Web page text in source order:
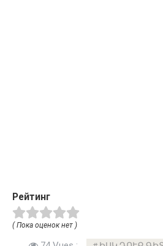
Рейтинг
( Пока оценок нет )